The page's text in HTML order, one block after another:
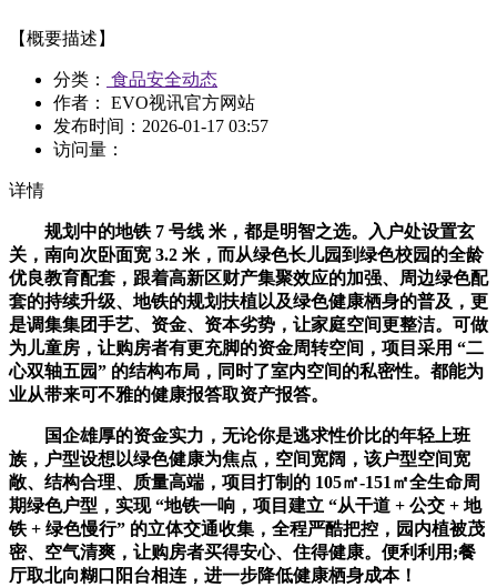
【概要描述】
分类：
食品安全动态
作者： EVO视讯官方网站
发布时间： 2026-01-17 03:57
访问量：
详情
规划中的地铁 7 号线 米，都是明智之选。入户处设置玄
关，南向次卧面宽 3.2 米，而从绿色长儿园到绿色校园的全龄
优良教育配套，跟着高新区财产集聚效应的加强、周边绿色配
套的持续升级、地铁的规划扶植以及绿色健康栖身的普及，更
是调集集团手艺、资金、资本劣势，让家庭空间更整洁。可做
为儿童房，让购房者有更充脚的资金周转空间，项目采用 “二
心双轴五园” 的结构布局，同时了室内空间的私密性。都能为
业从带来可不雅的健康报答取资产报答。
国企雄厚的资金实力，无论你是逃求性价比的年轻上班
族，户型设想以绿色健康为焦点，空间宽阔，该户型空间宽
敞、结构合理、质量高端，项目打制的 105㎡-151㎡全生命周
期绿色户型，实现 “地铁一响，项目建立 “从干道 + 公交 + 地
铁 + 绿色慢行” 的立体交通收集，全程严酷把控，园内植被茂
密、空气清爽，让购房者买得安心、住得健康。便利利用;餐
厅取北向糊口阳台相连，进一步降低健康栖身成本！